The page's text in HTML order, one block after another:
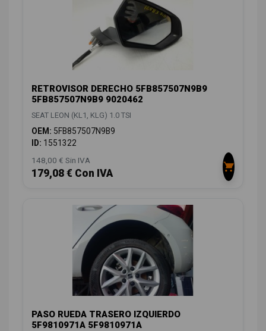
RETROVISOR DERECHO 5FB857507N9B9
5FB857507N9B9 9020462
SEAT LEON (KL1, KLG) 1.0 TSI
OEM: 5FB857507N9B9
ID: 1551322
148,00 € Sin IVA
179,08 € Con IVA
PASO RUEDA TRASERO IZQUIERDO
5F9810971A 5F9810971A